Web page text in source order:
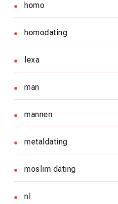
homo
homodating
lexa
man
mannen
metaldating
moslim dating
nl